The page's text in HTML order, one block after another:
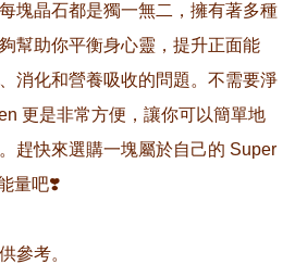
塊晶石都是獨一無二，擁有著多種
幫助你平衡身心靈，提升正面能
消化和營養吸收的問題。不需要淨
更是非常方便，讓你可以簡單地
趕快來選購一塊屬於自己的 Super
量吧❣️
參考。